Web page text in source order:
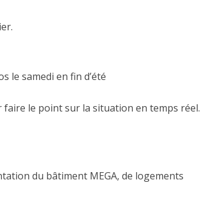
le samedi en fin d’été
le point sur la situation en temps réel.
du bâtiment MEGA, de logements